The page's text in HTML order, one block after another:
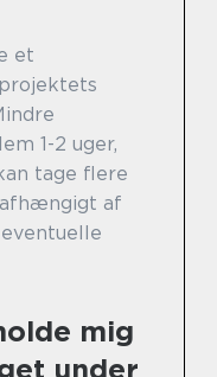
et
1-2 uger,
tage flere
afhængigt af
mig
under